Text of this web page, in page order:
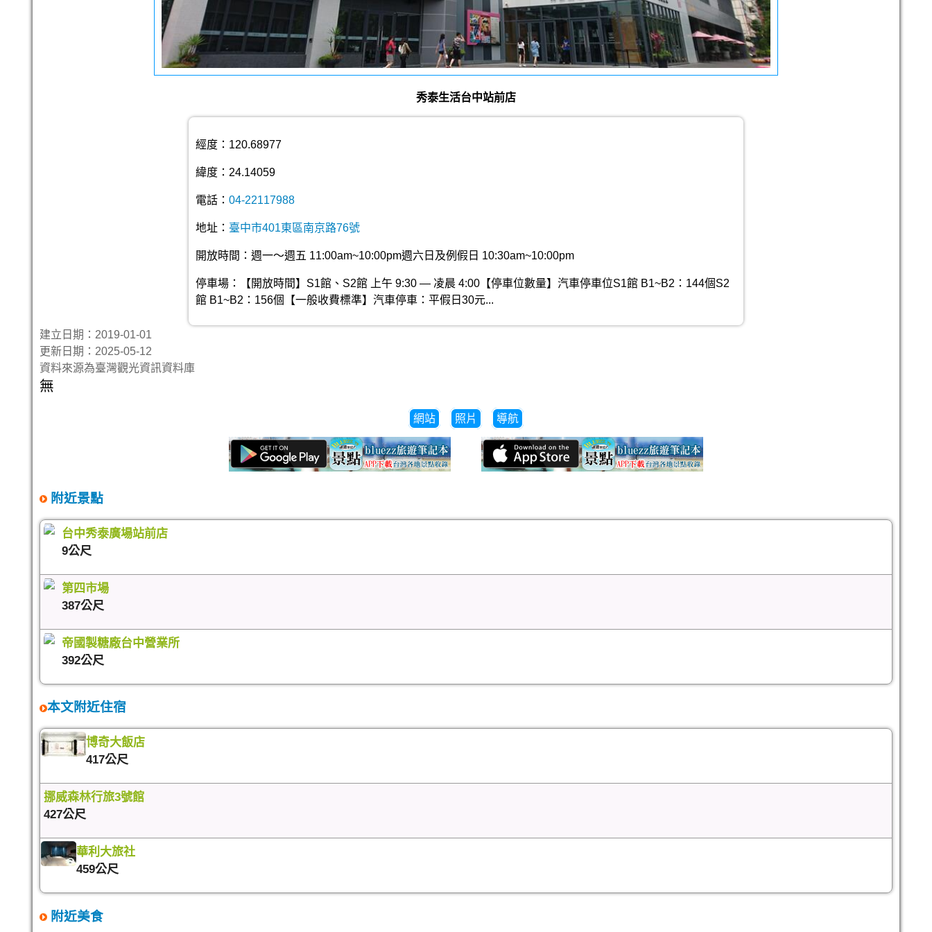
秀泰生活台中站前店
經度：120.68977
緯度：24.14059
電話： 04-22117988
地址： 臺中市401東區南京路76號
開放時間：週一～週五 11:00am~10:00pm週六日及例假日 10:30am~10:00pm
停車場：【開放時間】S1館、S2館 上午 9:30 — 凌晨 4:00【停車位數量】汽車停車位S1館 B1~B2：144個S2
館 B1~B2：156個【一般收費標準】汽車停車：平假日30元...
建立日期：2019-01-01
更新日期：2025-05-12
資料來源為臺灣觀光資訊資料庫
無
網站 照片 導航
附近景點
台中秀泰廣場站前店
9公尺
第四市場
387公尺
帝國製糖廠台中營業所
392公尺
本文附近住宿
博奇大飯店
417公尺
挪威森林行旅3號館
427公尺
華利大旅社
459公尺
附近美食